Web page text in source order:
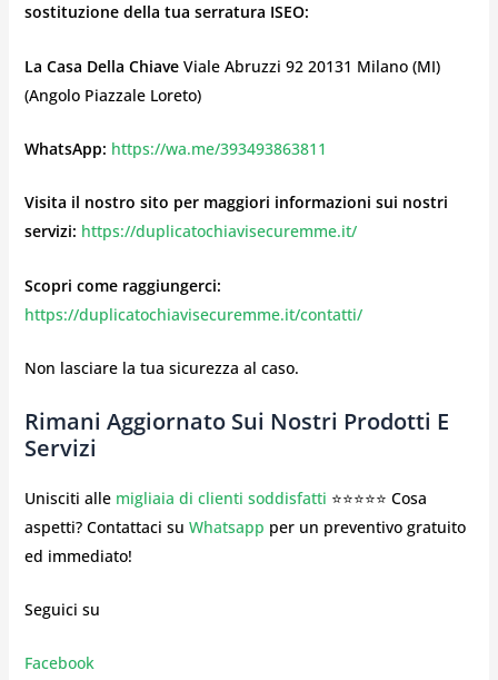
sostituzione della tua serratura ISEO:
La Casa Della ChiaveViale Abruzzi 92 20131 Milano (MI)
(Angolo Piazzale Loreto)
WhatsApp: https://wa.me/393493863811
Visita il nostro sito per maggiori informazioni sui nostri
servizi: https://duplicatochiavisecuremme.it/
Scopri come raggiungerci:
https://duplicatochiavisecuremme.it/contatti/
Non lasciare la tua sicurezza al caso.
Rimani Aggiornato Sui Nostri Prodotti E
Servizi
Unisciti alle migliaia di clienti soddisfatti ⭐⭐⭐⭐⭐ Cosa
aspetti? Contattaci su Whatsapp per un preventivo gratuito
ed immediato!
Seguici su
Facebook